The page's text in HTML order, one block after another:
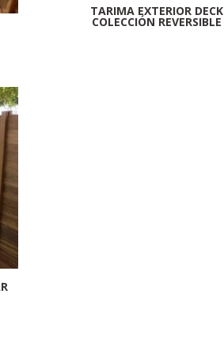
TARIMA EXTERIOR DECK
COLECCIÓN REVERSIBLE